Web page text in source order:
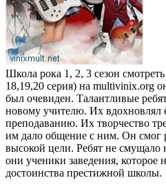
Школа рока 1, 2, 3 сезон
18,19,20 серия) на multivinix.org
был очевиден. Талантливые
новому учителю. Их вдохновлял
преподаванию. Их творчество
им дало общение с ним. Он смог
высокой цели. Ребят не
они ученики заведения, которое
достоинства престижной школы.